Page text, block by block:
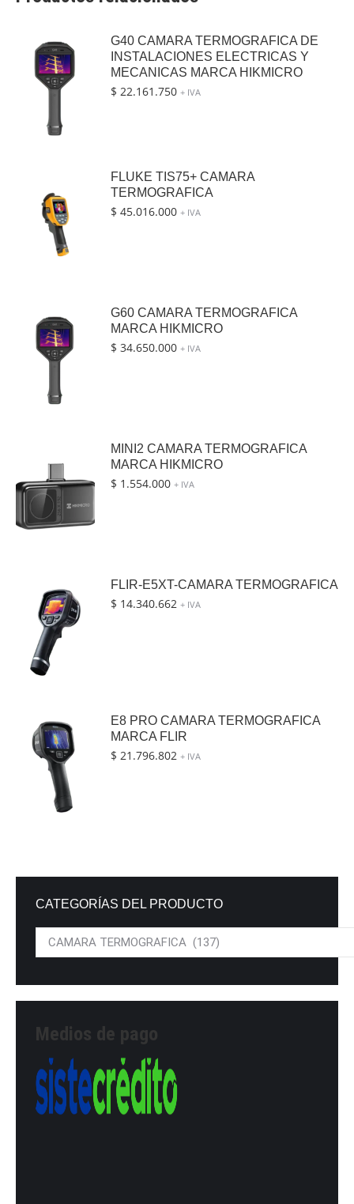
G40 CAMARA TERMOGRAFICA DE
INSTALACIONES ELECTRICAS Y
MECANICAS MARCA HIKMICRO
$ 22.161.750 + IVA
FLUKE TIS75+ CAMARA
TERMOGRAFICA
$ 45.016.000 + IVA
G60 CAMARA TERMOGRAFICA
MARCA HIKMICRO
$ 34.650.000 + IVA
MINI2 CAMARA TERMOGRAFICA
MARCA HIKMICRO
$ 1.554.000 + IVA
FLIR-E5XT-CAMARA TERMOGRAFICA
$ 14.340.662 + IVA
E8 PRO CAMARA TERMOGRAFICA
MARCA FLIR
$ 21.796.802 + IVA
CATEGORÍAS DEL PRODUCTO
Medios de pago